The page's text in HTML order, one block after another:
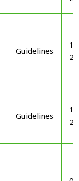
Guidelines
Guidelines